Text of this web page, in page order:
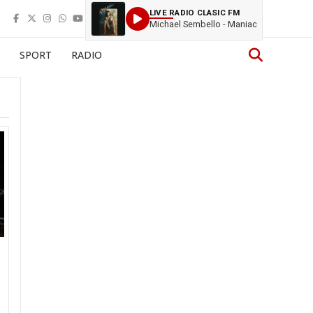
LIVE RADIO CLASIC FM
Michael Sembello - Maniac
SPORT RADIO